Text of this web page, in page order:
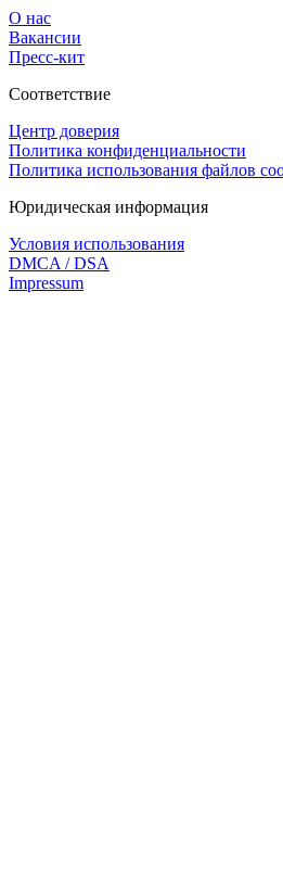
О нас
Вакансии
Пресс-кит
Соответствие
Центр доверия
Политика конфиденциальности
Политика использования файлов
Юридическая информация
Условия использования
DMCA / DSA
Impressum